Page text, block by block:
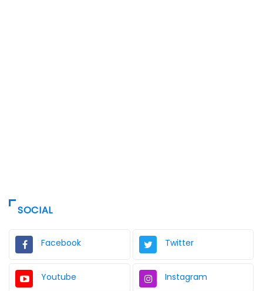
SOCIAL
Facebook Twitter
Youtube Instagram